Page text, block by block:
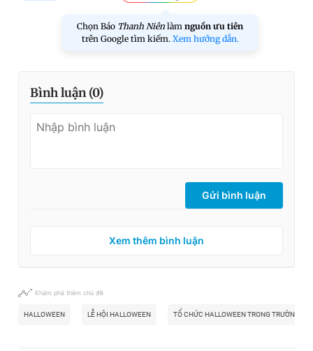
Chọn Báo Thanh Niên làm nguồn ưu tiên
trên Google tìm kiếm. Xem hướng dẫn.
Bình luận (0)
Gửi bình luận
Xem thêm bình luận
Khám phá thêm chủ đề
HALLOWEEN LỄ HỘI HALLOWEEN TỔ CHỨC HALLOWEEN TRONG TRƯỜNG